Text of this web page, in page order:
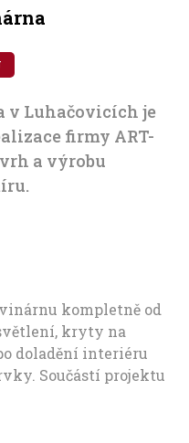
Luhačovicích je
firmy ART-
a výrobu
kompletně od
kryty na
doladění interiéru
Součástí projektu